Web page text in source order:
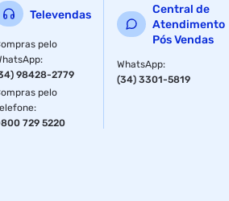
Televendas
pelo
:
98428-2779
pelo
:
729 5220
Central de
Atendimento
Pós Vendas
WhatsApp:
(34) 3301-5819